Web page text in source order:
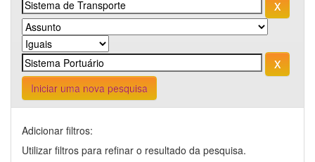
Iniciar uma nova pesquisa
Adicionar filtros:
Utilizar filtros para refinar o resultado da pesquisa.